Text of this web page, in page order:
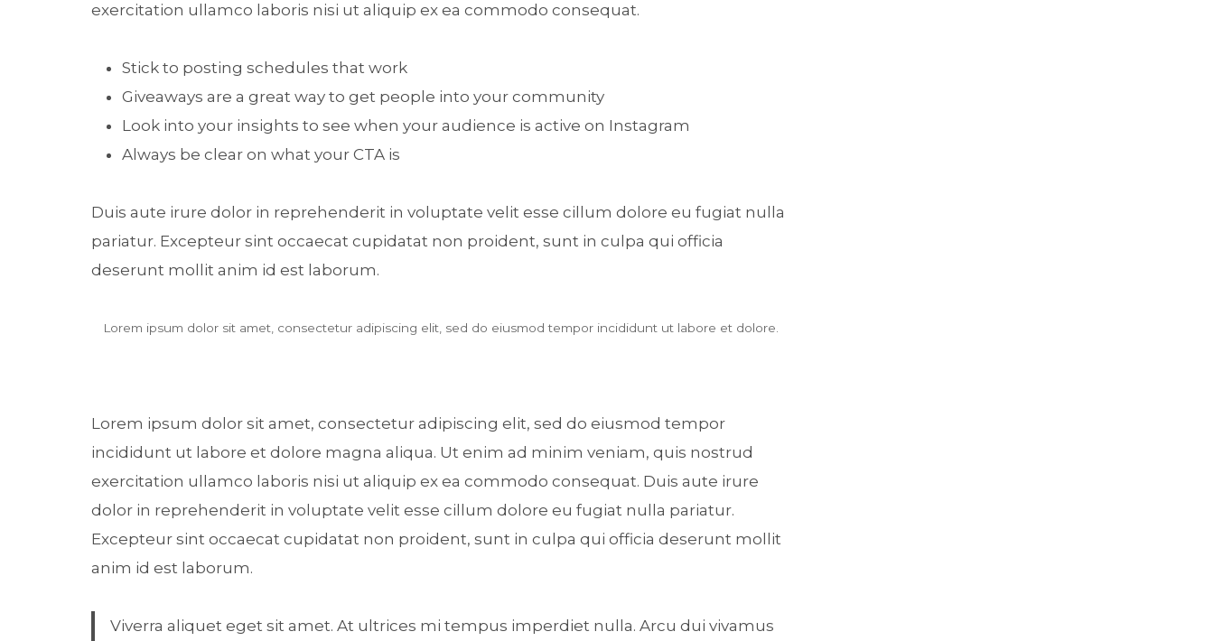
exercitation ullamco laboris nisi ut aliquip ex ea commodo consequat.
Stick to posting schedules that work
Giveaways are a great way to get people into your community
Look into your insights to see when your audience is active on Instagram
Always be clear on what your CTA is
Duis aute irure dolor in reprehenderit in voluptate velit esse cillum dolore eu fugiat nulla
pariatur. Excepteur sint occaecat cupidatat non proident, sunt in culpa qui officia
deserunt mollit anim id est laborum.
Lorem ipsum dolor sit amet, consectetur adipiscing elit, sed do eiusmod tempor incididunt ut labore et dolore.
Lorem ipsum dolor sit amet, consectetur adipiscing elit, sed do eiusmod tempor
incididunt ut labore et dolore magna aliqua. Ut enim ad minim veniam, quis nostrud
exercitation ullamco laboris nisi ut aliquip ex ea commodo consequat. Duis aute irure
dolor in reprehenderit in voluptate velit esse cillum dolore eu fugiat nulla pariatur.
Excepteur sint occaecat cupidatat non proident, sunt in culpa qui officia deserunt mollit
anim id est laborum.
Viverra aliquet eget sit amet. At ultrices mi tempus imperdiet nulla. Arcu dui vivamus